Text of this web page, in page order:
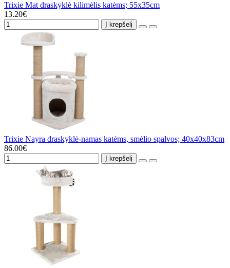
Trixie Mat draskyklė kilimėlis katėms; 55x35cm
13.20€
Į krepšelį
Trixie Nayra draskyklė-namas katėms, smėlio spalvos; 40x40x83cm
86.00€
Į krepšelį